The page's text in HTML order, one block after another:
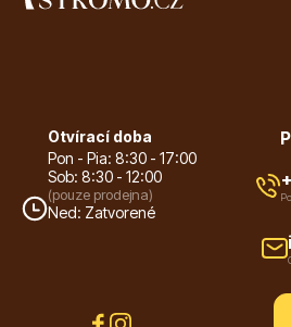
Dekorace
Otvírací doba
Pon - Pia: 8:30 - 17:00
Sob: 8:30 - 12:00
(pouze prodejna)
Ned: Zatvorené